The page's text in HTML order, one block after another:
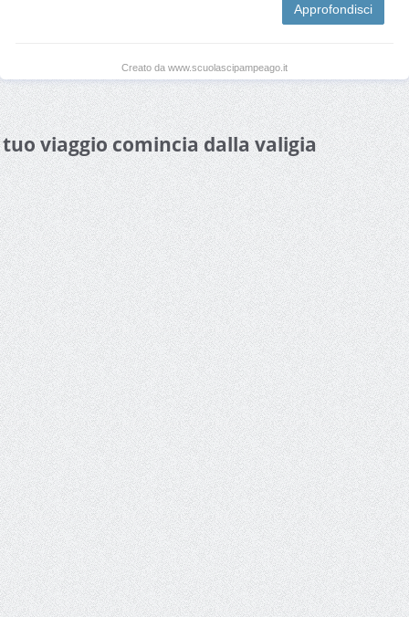
Approfondisci
Creato da www.scuolascipampeago.it
viaggio comincia dalla valigia